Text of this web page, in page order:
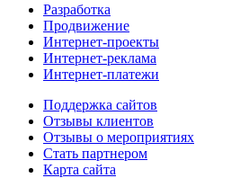
Разработка
Продвижение
Интернет-проекты
Интернет-реклама
Интернет-платежи
Поддержка сайтов
Отзывы клиентов
Отзывы о мероприятиях
Стать партнером
Карта сайта